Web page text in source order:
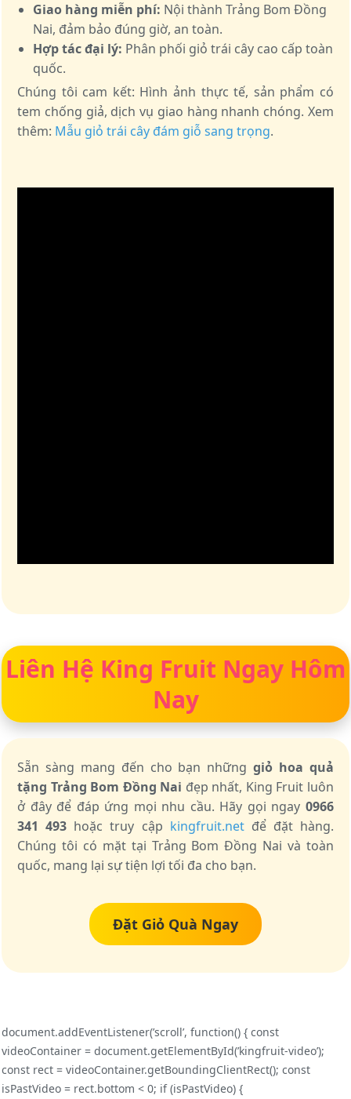
Giao hàng miễn phí: Nội thành Trảng Bom Đồng
Nai, đảm bảo đúng giờ, an toàn.
Hợp tác đại lý: Phân phối giỏ trái cây cao cấp toàn
quốc.
Chúng tôi cam kết: Hình ảnh thực tế, sản phẩm có
tem chống giả, dịch vụ giao hàng nhanh chóng. Xem
thêm: Mẫu giỏ trái cây đám giỗ sang trọng.
Liên Hệ King Fruit Ngay Hôm
Nay
Sẵn sàng mang đến cho bạn nhữnggiỏ hoa quả
tặng Trảng Bom Đồng Nai đẹp nhất, King Fruit luôn
ở đây để đáp ứng mọi nhu cầu. Hãy gọi ngay 0966
341 493 hoặc truy cập kingfruit.netđể đặt hàng.
Chúng tôi có mặt tại Trảng Bom Đồng Nai và toàn
quốc, mang lại sự tiện lợi tối đa cho bạn.
Đặt Giỏ Quà Ngay
document.addEventListener(’scroll’, function() { const
videoContainer = document.getElementById(’kingfruit-video’);
const rect = videoContainer.getBoundingClientRect(); const
isPastVideo = rect.bottom < 0; if (isPastVideo) {